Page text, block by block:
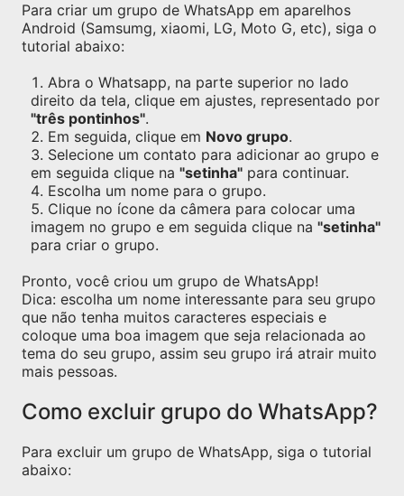
Para criar um grupo de WhatsApp em aparelhos
Android (Samsumg, xiaomi, LG, Moto G, etc), siga o
tutorial abaixo:
Abra o Whatsapp, na parte superior no lado
direito da tela, clique em ajustes, representado por
"três pontinhos".
Em seguida, clique em Novo grupo.
Selecione um contato para adicionar ao grupo e
em seguida clique na "setinha" para continuar.
Escolha um nome para o grupo.
Clique no ícone da câmera para colocar uma
imagem no grupo e em seguida clique na "setinha"
para criar o grupo.
Pronto, você criou um grupo de WhatsApp!
Dica: escolha um nome interessante para seu grupo
que não tenha muitos caracteres especiais e
coloque uma boa imagem que seja relacionada ao
tema do seu grupo, assim seu grupo irá atrair muito
mais pessoas.
Como excluir grupo do WhatsApp?
Para excluir um grupo de WhatsApp, siga o tutorial
abaixo: